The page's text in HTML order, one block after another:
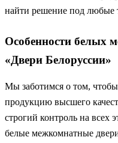
найти решение под любые
Особенности белых
«Двери Белоруссии»
Мы заботимся о том,
продукцию высшего
строгий контроль на всех
белые межкомнатные